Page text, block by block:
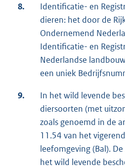
8.
Identificatie- en
dieren: het door de
Ondernemend
Identificatie- en
Nederlandse
een uniek
9.
In het wild levende
diersoorten (met
zoals genoemd in de
11.54 van het
leefomgeving (Bal).
het wild levende